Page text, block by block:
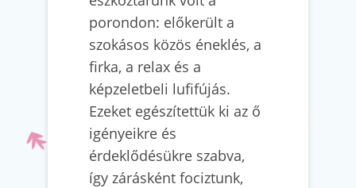
porondon: előkerült a
szokásos közös éneklés, a
firka, a relax és a
képzeletbeli lufifújás.
Ezeket egészítettük ki az ő
igényeikre és
érdeklődésükre szabva,
így zárásként fociztunk,